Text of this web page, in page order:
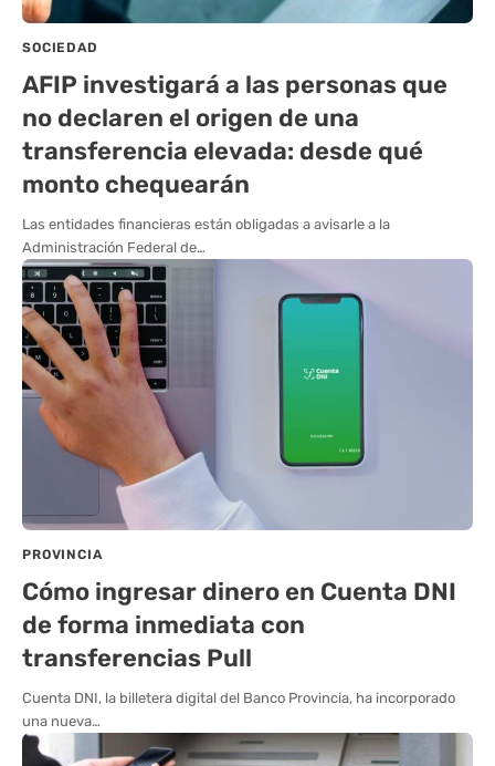
SOCIEDAD
AFIP investigará a las personas que
no declaren el origen de una
transferencia elevada: desde qué
monto chequearán
Las entidades financieras están obligadas a avisarle a la
Administración Federal de…
PROVINCIA
Cómo ingresar dinero en Cuenta DNI
de forma inmediata con
transferencias Pull
Cuenta DNI, la billetera digital del Banco Provincia, ha incorporado
una nueva…